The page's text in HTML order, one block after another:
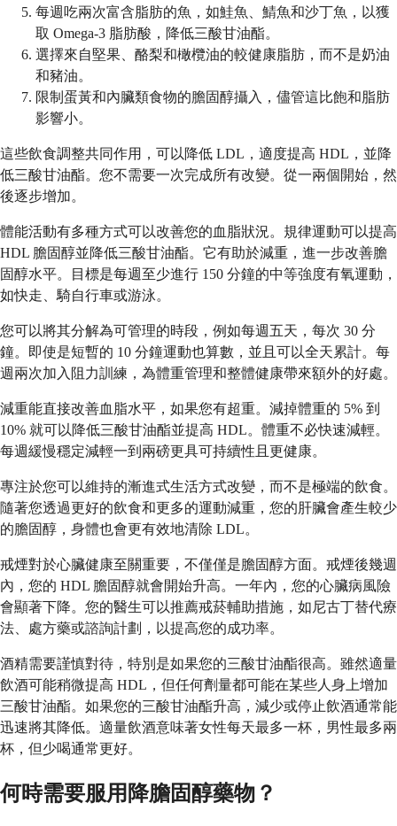
每週吃兩次富含脂肪的魚，如鮭魚、鯖魚和沙丁魚，以獲
取 Omega-3 脂肪酸，降低三酸甘油酯。
選擇來自堅果、酪梨和橄欖油的較健康脂肪，而不是奶油
和豬油。
限制蛋黃和內臟類食物的膽固醇攝入，儘管這比飽和脂肪
影響小。
這些飲食調整共同作用，可以降低 LDL，適度提高 HDL，並降
低三酸甘油酯。您不需要一次完成所有改變。從一兩個開始，然
後逐步增加。
體能活動有多種方式可以改善您的血脂狀況。規律運動可以提高
HDL 膽固醇並降低三酸甘油酯。它有助於減重，進一步改善膽
固醇水平。目標是每週至少進行 150 分鐘的中等強度有氧運動，
如快走、騎自行車或游泳。
您可以將其分解為可管理的時段，例如每週五天，每次 30 分
鐘。即使是短暫的 10 分鐘運動也算數，並且可以全天累計。每
週兩次加入阻力訓練，為體重管理和整體健康帶來額外的好處。
減重能直接改善血脂水平，如果您有超重。減掉體重的 5% 到
10% 就可以降低三酸甘油酯並提高 HDL。體重不必快速減輕。
每週緩慢穩定減輕一到兩磅更具可持續性且更健康。
專注於您可以維持的漸進式生活方式改變，而不是極端的飲食。
隨著您透過更好的飲食和更多的運動減重，您的肝臟會產生較少
的膽固醇，身體也會更有效地清除 LDL。
戒煙對於心臟健康至關重要，不僅僅是膽固醇方面。戒煙後幾週
內，您的 HDL 膽固醇就會開始升高。一年內，您的心臟病風險
會顯著下降。您的醫生可以推薦戒菸輔助措施，如尼古丁替代療
法、處方藥或諮詢計劃，以提高您的成功率。
酒精需要謹慎對待，特別是如果您的三酸甘油酯很高。雖然適量
飲酒可能稍微提高 HDL，但任何劑量都可能在某些人身上增加
三酸甘油酯。如果您的三酸甘油酯升高，減少或停止飲酒通常能
迅速將其降低。適量飲酒意味著女性每天最多一杯，男性最多兩
杯，但少喝通常更好。
何時需要服用降膽固醇藥物？